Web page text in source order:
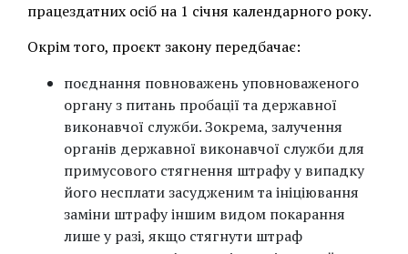
працездатних осіб на 1 січня календарного року.
Окрім того, проєкт закону передбачає:
поєднання повноважень уповноваженого
органу з питань пробації та державної
виконавчої служби. Зокрема, залучення
органів державної виконавчої служби для
примусового стягнення штрафу у випадку
його несплати засудженим та ініціювання
заміни штрафу іншим видом покарання
лише у разі, якщо стягнути штраф